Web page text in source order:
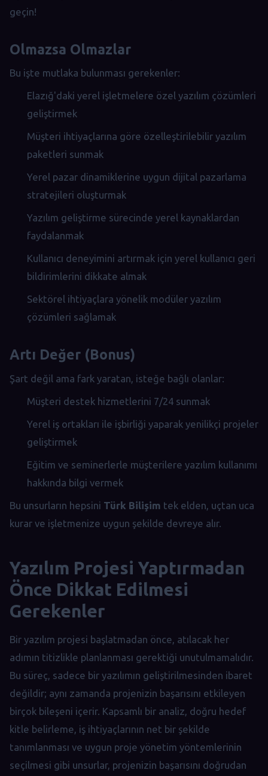
geçin!
Olmazsa Olmazlar
Bu işte mutlaka bulunması gerekenler:
Elazığ'daki yerel işletmelere özel yazılım çözümleri
geliştirmek
Müşteri ihtiyaçlarına göre özelleştirilebilir yazılım
paketleri sunmak
Yerel pazar dinamiklerine uygun dijital pazarlama
stratejileri oluşturmak
Yazılım geliştirme sürecinde yerel kaynaklardan
faydalanmak
Kullanıcı deneyimini artırmak için yerel kullanıcı geri
bildirimlerini dikkate almak
Sektörel ihtiyaçlara yönelik modüler yazılım
çözümleri sağlamak
Artı Değer (Bonus)
Şart değil ama fark yaratan, isteğe bağlı olanlar:
Müşteri destek hizmetlerini 7/24 sunmak
Yerel iş ortakları ile işbirliği yaparak yenilikçi projeler
geliştirmek
Eğitim ve seminerlerle müşterilere yazılım kullanımı
hakkında bilgi vermek
Bu unsurların hepsini Türk Bilişim tek elden, uçtan uca
kurar ve işletmenize uygun şekilde devreye alır.
Yazılım Projesi Yaptırmadan
Önce Dikkat Edilmesi
Gerekenler
Bir yazılım projesi başlatmadan önce, atılacak her
adımın titizlikle planlanması gerektiği unutulmamalıdır.
Bu süreç, sadece bir yazılımın geliştirilmesinden ibaret
değildir; aynı zamanda projenizin başarısını etkileyen
birçok bileşeni içerir. Kapsamlı bir analiz, doğru hedef
kitle belirleme, iş ihtiyaçlarının net bir şekilde
tanımlanması ve uygun proje yönetim yöntemlerinin
seçilmesi gibi unsurlar, projenizin başarısını doğrudan